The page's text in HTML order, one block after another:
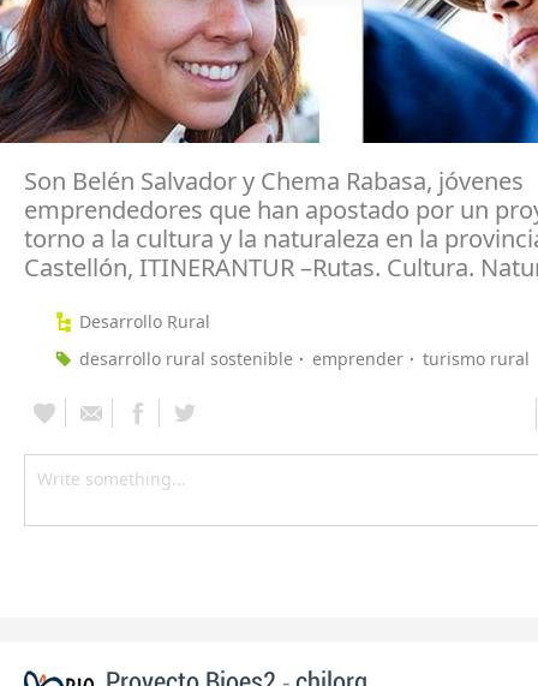
Son Belén Salvador y Chema Rabasa, jóvenes
emprendedores que han apostado por un
torno a la cultura y la naturaleza en la
Castellón, ITINERANTUR –Rutas. Cultura.
Desarrollo Rural
desarrollo rural sostenible
emprender turismo rural